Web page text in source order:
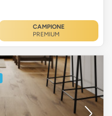
CAMPIONE
PREMIUM